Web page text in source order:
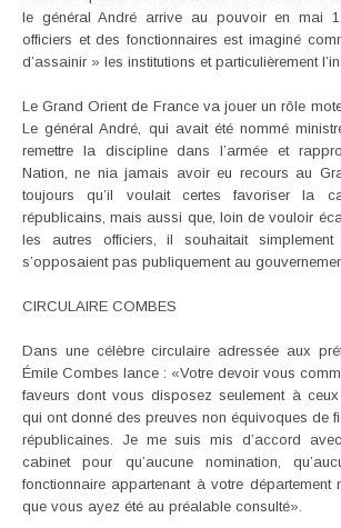
le général André arrive au pouvoir en mai
officiers et des fonctionnaires est imaginé
d’assainir » les institutions et particulièrement
Le Grand Orient de France va jouer un rôle
Le général André, qui avait été nommé
remettre la discipline dans l’armée et
Nation, ne nia jamais avoir eu recours au
toujours qu’il voulait certes favoriser la
républicains, mais aussi que, loin de vouloir
les autres officiers, il souhaitait simplement
s’opposaient pas publiquement au
CIRCULAIRE COMBES
Dans une célèbre circulaire adressée aux
Émile Combes lance : «Votre devoir vous
faveurs dont vous disposez seulement à
qui ont donné des preuves non équivoques de
républicaines. Je me suis mis d’accord
cabinet pour qu’aucune nomination,
fonctionnaire appartenant à votre département
que vous ayez été au préalable consulté».